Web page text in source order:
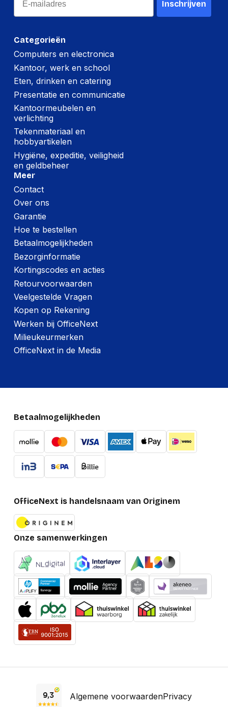
Diepte verpakking
336 mm
Hoogte verpakking
120 mm
Breedte verpakking
189 mm
Gewicht verpakking
Categorieën
Computers en electronica
Kantoor, werk en school
Eten, drinken en catering
Presentatie en communicatie
Kantoormeubelen en
verlichting
Tekenmateriaal en
hobbyartikelen
Hygiëne, expeditie, veiligheid
en geldbeheer
Meer
Contact
Over ons
Garantie
Hoe te bestellen
Betaalmogelijkheden
Bezorginformatie
Kortingscodes en acties
Retourvoorwaarden
Veelgestelde Vragen
Kopen op Rekening
Werken bij OfficeNext
Milieukeurmerken
OfficeNext in de Media
Inschrijven
Betaalmogelijkheden
OfficeNext is handelsnaam van Originem
Onze samenwerkingen
Algemene voorwaardenPrivacy